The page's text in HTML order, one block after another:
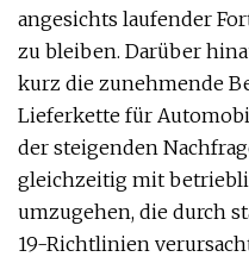
angesichts laufender
zu bleiben. Darüber
kurz die zunehmende
Lieferkette für
der steigenden
gleichzeitig mit
umzugehen, die durch
19-Richtlinien